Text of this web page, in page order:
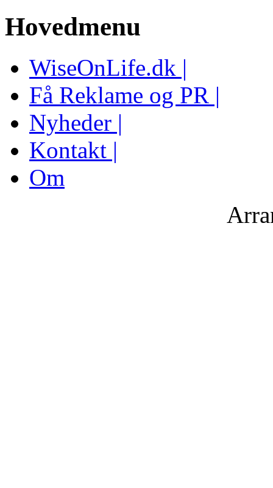
Hovedmenu
WiseOnLife.dk |
Få Reklame og PR |
Nyheder |
Kontakt |
Om